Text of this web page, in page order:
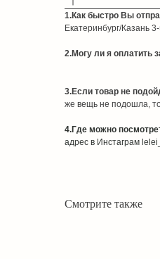
1.Как быстро Вы
Екатеринбург/Казань
2.Могу ли я оплатить
3.Если товар не
же вещь не подошла,
4.Где можно
адрес в Инстаграм
Смотрите также